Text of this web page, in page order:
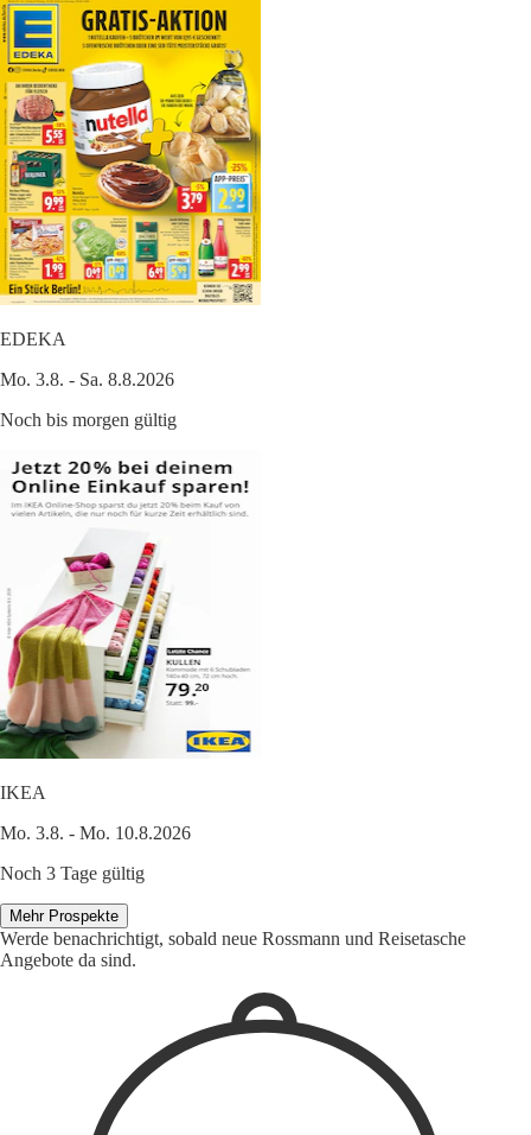
EDEKA
Mo. 3.8. - Sa. 8.8.2026
Noch bis morgen gültig
IKEA
Mo. 3.8. - Mo. 10.8.2026
Noch 3 Tage gültig
Mehr Prospekte
Werde benachrichtigt, sobald neue Rossmann und Reisetasche
Angebote da sind.